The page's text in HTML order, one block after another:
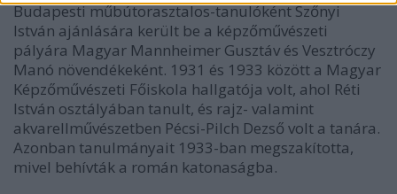
Budapesti műbútorasztalos-tanulóként Szőnyi
István ajánlására került be a képzőművészeti
pályára Magyar Mannheimer Gusztáv és Vesztróczy
Manó növendékeként. 1931 és 1933 között a Magyar
Képzőművészeti Főiskola hallgatója volt, ahol Réti
István osztályában tanult, és rajz- valamint
akvarellművészetben Pécsi-Pilch Dezső volt a tanára.
Azonban tanulmányait 1933-ban megszakította,
mivel behívták a román katonaságba.